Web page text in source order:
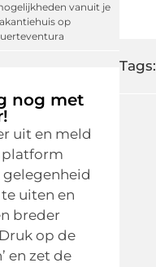
vanuit je
op
nog met
uit en meld
platform
uiten en
breder
op de
en zet de
Tags: